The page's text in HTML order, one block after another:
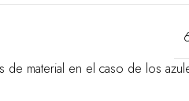
de material en el caso de los